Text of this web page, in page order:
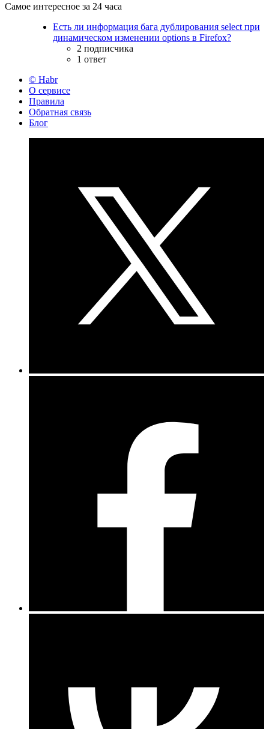
Самое интересное за 24 часа
Есть ли информация бага дублирования select при
динамическом изменении options в Firefox?
2 подписчика
1 ответ
© Habr
О сервисе
Правила
Обратная связь
Блог